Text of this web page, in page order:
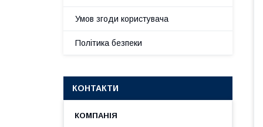
Умов згоди користувача
Політика безпеки
КОНТАКТИ